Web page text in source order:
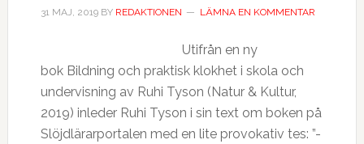
31 MAJ, 2019BY REDAKTIONEN LÄMNA EN KOMMENTAR
Utifrån en ny
bok Bildning och praktisk klokhet i skola och
undervisning av Ruhi Tyson (Natur & Kultur,
2019) inleder Ruhi Tyson i sin text om boken på
Slöjdlärarportalen med en lite provokativ tes: ”-